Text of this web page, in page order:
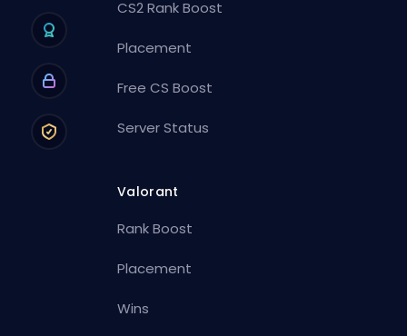
CS2 Rank Boost
Placement
Free CS Boost
Server Status
Valorant
Rank Boost
Placement
Wins